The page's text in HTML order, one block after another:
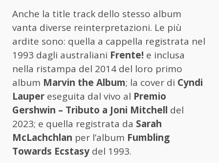
Anche la title track dello stesso album
vanta diverse reinterpretazioni. Le più
ardite sono: quella a cappella registrata nel
1993 dagli australiani Frente! e inclusa
nella ristampa del 2014 del loro primo
album Marvin the Album; la cover di Cyndi
Lauper eseguita dal vivo al Premio
Gershwin – Tributo a Joni Mitchell del
2023; e quella registrata da Sarah
McLachchlan per l’album Fumbling
Towards Ecstasy del 1993.